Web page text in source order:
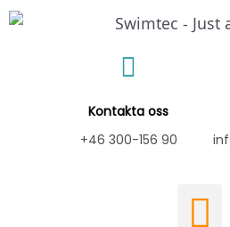
Hoppa
Kontakta oss
+46 300-156 90